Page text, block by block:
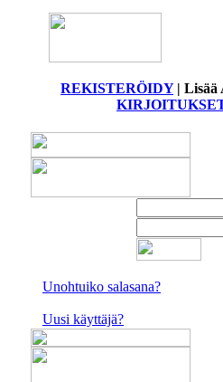
REKISTERÖIDY| Lisää
Unohtuiko salasana?
Uusi käyttäjä?